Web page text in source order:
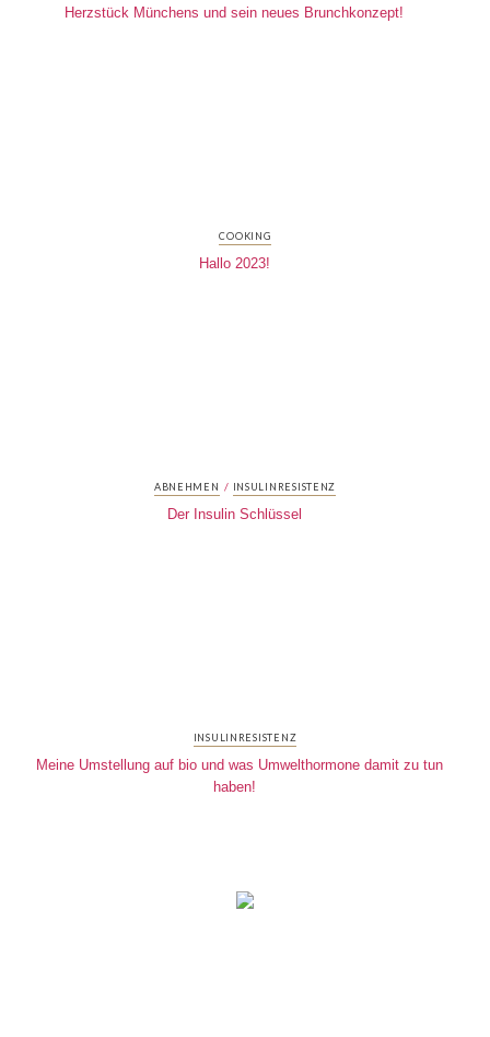
Herzstück Münchens und sein neues Brunchkonzept!
COOKING
Hallo 2023!
ABNEHMEN / INSULINRESISTENZ
Der Insulin Schlüssel
INSULINRESISTENZ
Meine Umstellung auf bio und was Umwelthormone damit zu tun
haben!